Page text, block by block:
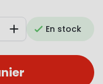
AugmenterEn stock